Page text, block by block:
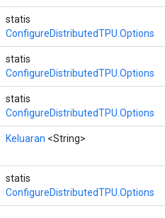
statis
ConfigureDistributedTPU.Options
statis
ConfigureDistributedTPU.Options
statis
ConfigureDistributedTPU.Options
Keluaran <String>
statis
ConfigureDistributedTPU.Options